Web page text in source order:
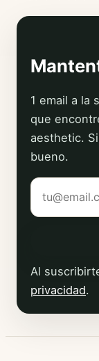
1 email a la
que
aesthetic.
bueno.
Tu correo
Al
privacidad.